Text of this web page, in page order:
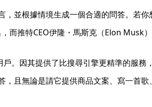
並根據情境生成一個合適的問答。若
推特CEO伊隆・馬斯克（Elon Musk）
。因其提供了比搜尋引擎更精準的服
且無論是請它提供商品文案、寫一首